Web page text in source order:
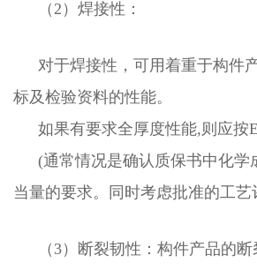
（2）焊接性：
对于焊接性，可用着重于构件
标及检验资料的性能。
如果有要求全厚度性能,则应按
(通常情况是确认质保书中化学
当量的要求。同时考虑批准的工艺
（3）断裂韧性：构件产品的